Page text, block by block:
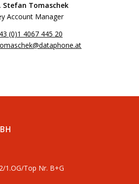
Stefan Tomaschek
Account Manager
(0)1 4067 445 20
1.OG/Top Nr. B+G